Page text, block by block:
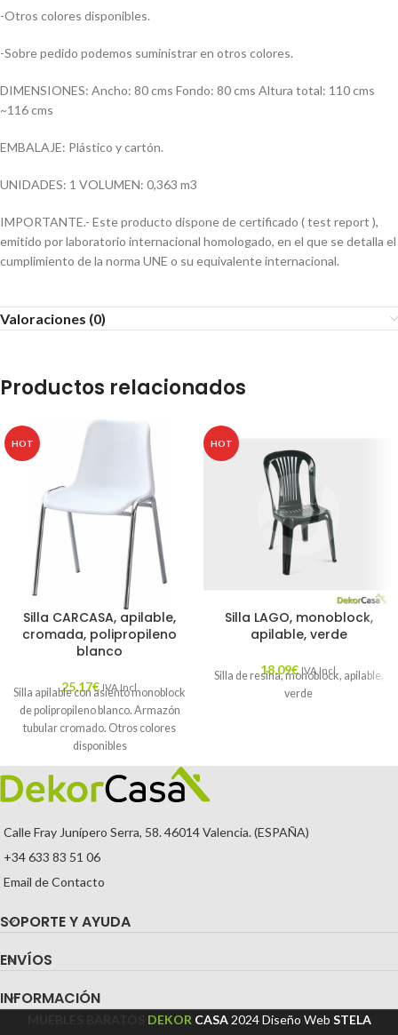
-Otros colores disponibles.
-Sobre pedido podemos suministrar en otros colores.
DIMENSIONES: Ancho: 80 cms Fondo: 80 cms Altura total: 110 cms
~116 cms
EMBALAJE: Plástico y cartón.
UNIDADES: 1 VOLUMEN: 0,363 m3
IMPORTANTE.- Este producto dispone de certificado ( test report ),
emitido por laboratorio internacional homologado, en el que se detalla el
cumplimiento de la norma UNE o su equivalente internacional.
Valoraciones (0)
Productos relacionados
HOT
Silla CARCASA, apilable,
cromada, polipropileno
blanco
25,17€ IVA Incl.
Silla apilable con asiento monoblock
de polipropileno blanco. Armazón
tubular cromado. Otros colores
disponibles
HOT
Silla LAGO, monoblock,
apilable, verde
18,09€ IVA Incl.
Silla de resina, monoblock, apilable,
verde
Calle Fray Junípero Serra, 58. 46014 Valencia. (ESPAÑA)
+34 633 83 51 06
Email de Contacto
SOPORTE Y AYUDA
ENVÍOS
INFORMACIÓN
DEKOR CASA 2024Diseño Web STELA